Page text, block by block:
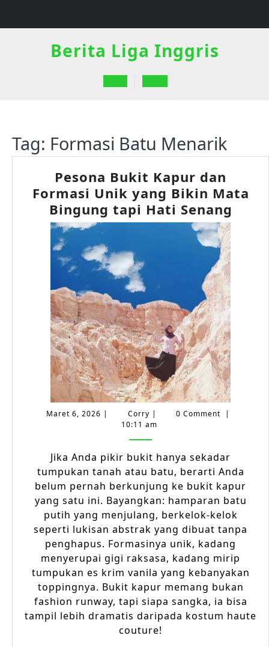
Berita Liga Inggris
Open
Tag: Formasi Batu Menarik
Pesona Bukit Kapur dan
Formasi Unik yang Bikin Mata
Bingung tapi Hati Senang
Maret 6, 2026Maret
| CorryCorry
| 0 Comment
|
10:11 am
Jika Anda pikir bukit hanya sekadar
tumpukan tanah atau batu, berarti Anda
belum pernah berkunjung ke bukit kapur
yang satu ini. Bayangkan: hamparan batu
putih yang menjulang, berkelok-kelok
seperti lukisan abstrak yang dibuat tanpa
penghapus. Formasinya unik, kadang
menyerupai gigi raksasa, kadang mirip
tumpukan es krim vanila yang kebanyakan
toppingnya. Bukit kapur memang bukan
fashion runway, tapi siapa sangka, ia bisa
tampil lebih dramatis daripada kostum haute
couture!